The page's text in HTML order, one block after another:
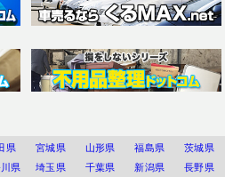
県 宮城県 山形県 福島県
茨城県
県 埼玉県 千葉県 新潟県
長野県